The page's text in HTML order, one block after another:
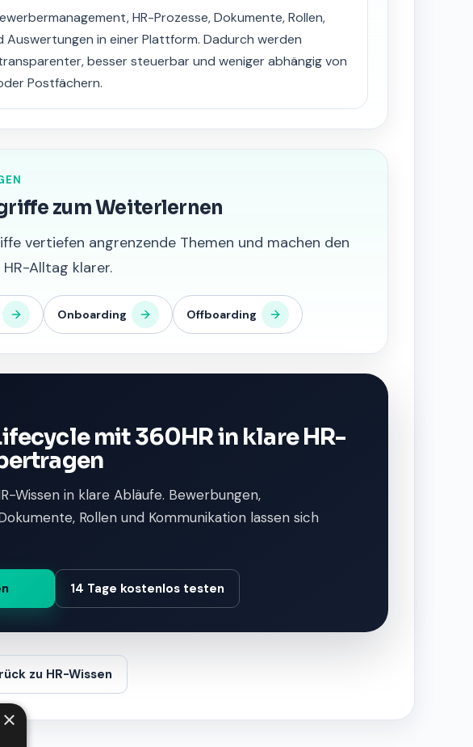
HR-Prozesse, Dokumente, Rollen,
Auswertungen in einer Plattform. Dadurch werden
besser steuerbar und weniger abhängig von
Postfächern.
zum Weiterlernen
vertiefen angrenzende Themen und machen den
Alltag klarer.
Onboarding Offboarding
mit 360HR in klare HR-
Wissen in klare Abläufe. Bewerbungen,
Rollen und Kommunikation lassen sich
14 Tage kostenlos testen
zu HR-Wissen
×